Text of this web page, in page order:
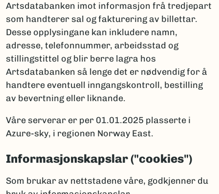
Artsdatabanken imot informasjon frå tredjepart
som handterer sal og fakturering av billettar.
Desse opplysingane kan inkludere namn,
adresse, telefonnummer, arbeidsstad og
stillingstittel og blir berre lagra hos
Artsdatabanken så lenge det er nødvendig for å
handtere eventuell inngangskontroll, bestilling
av bevertning eller liknande.
Våre serverar er per 01.01.2025 plasserte i
Azure-sky, i regionen Norway East.
Informasjonskapslar ("cookies")
Som brukar av nettstadene våre, godkjenner du